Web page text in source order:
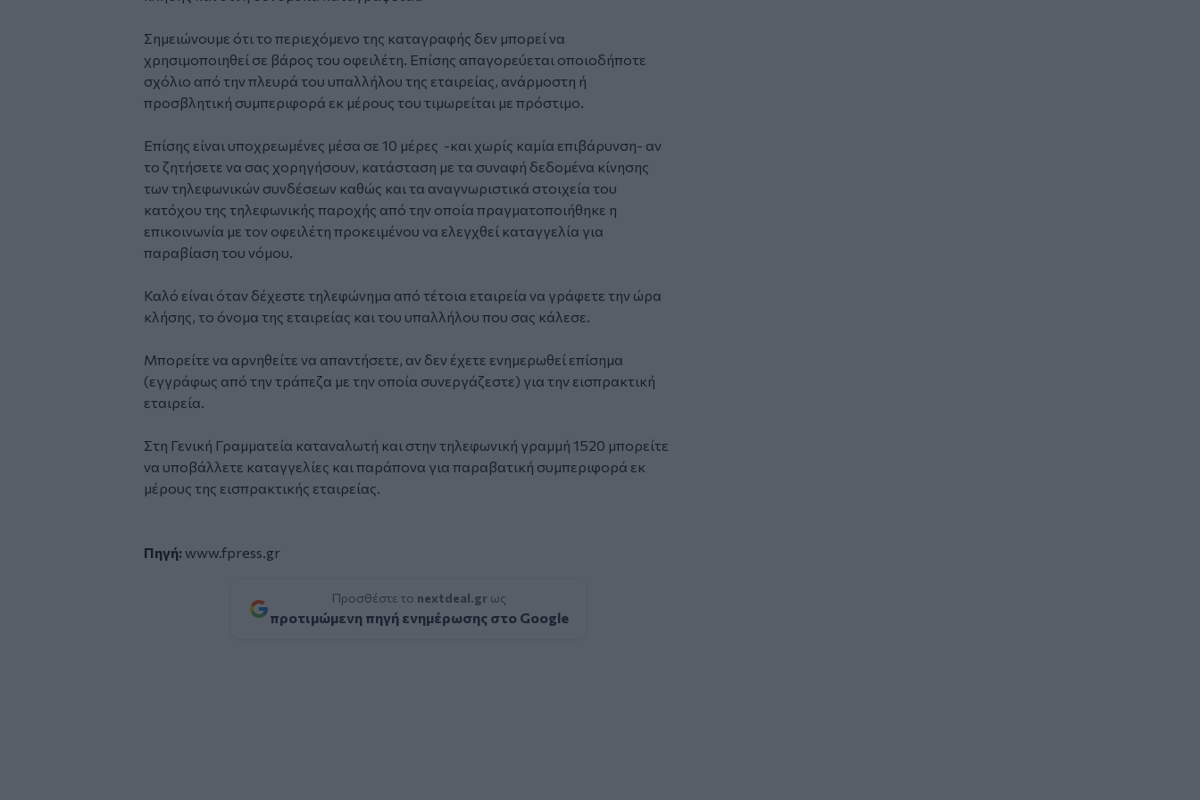
Σημειώνουμε ότι το περιεχόμενο της καταγραφής δεν μπορεί να
χρησιμοποιηθεί σε βάρος του οφειλέτη. Επίσης απαγορεύεται οποιοδήποτε
σχόλιο από την πλευρά του υπαλλήλου της εταιρείας, ανάρμοστη ή
προσβλητική συμπεριφορά εκ μέρους του τιμωρείται με πρόστιμο.
Επίσης είναι υποχρεωμένες μέσα σε 10 μέρες -και χωρίς καμία επιβάρυνση- αν
το ζητήσετε να σας χορηγήσουν, κατάσταση με τα συναφή δεδομένα κίνησης
των τηλεφωνικών συνδέσεων καθώς και τα αναγνωριστικά στοιχεία του
κατόχου της τηλεφωνικής παροχής από την οποία πραγματοποιήθηκε η
επικοινωνία με τον οφειλέτη προκειμένου να ελεγχθεί καταγγελία για
παραβίαση του νόμου.
Καλό είναι όταν δέχεστε τηλεφώνημα από τέτοια εταιρεία να γράφετε την ώρα
κλήσης, το όνομα της εταιρείας και του υπαλλήλου που σας κάλεσε.
Μπορείτε να αρνηθείτε να απαντήσετε, αν δεν έχετε ενημερωθεί επίσημα
(εγγράφως από την τράπεζα με την οποία συνεργάζεστε) για την εισπρακτική
εταιρεία.
Στη Γενική Γραμματεία καταναλωτή και στην τηλεφωνική γραμμή 1520 μπορείτε
να υποβάλλετε καταγγελίες και παράπονα για παραβατική συμπεριφορά εκ
μέρους της εισπρακτικής εταιρείας.
Πηγή:www.fpress.gr
Προσθέστε το nextdeal.grως
προτιμώμενη πηγή ενημέρωσης στο Google